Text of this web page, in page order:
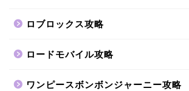
ロブロックス攻略
ロードモバイル攻略
ワンピースボンボンジャーニー攻略